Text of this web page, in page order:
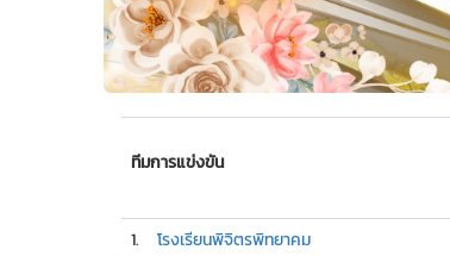
ทีมการแข่งขัน
1. โรงเรียนพิจิตรพิทยาคม